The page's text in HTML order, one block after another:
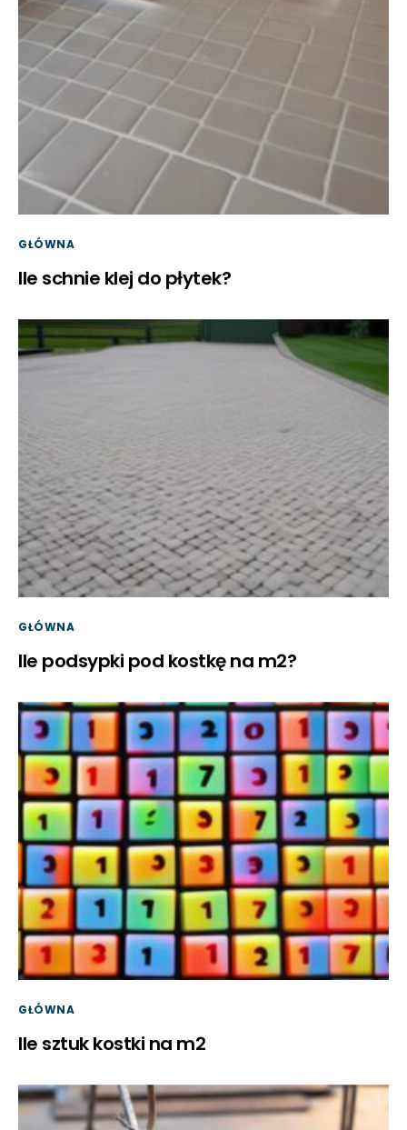
GŁÓWNA
Ile schnie klej do płytek?
GŁÓWNA
Ile podsypki pod kostkę na m2?
GŁÓWNA
Ile sztuk kostki na m2